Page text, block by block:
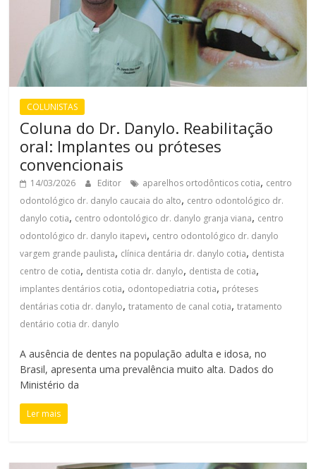
COLUNISTAS
Coluna do Dr. Danylo. Reabilitação
oral: Implantes ou próteses
convencionais
14/03/2026 Editor aparelhos ortodônticos cotia, centro
odontológico dr. danylo caucaia do alto, centro odontológico dr.
danylo cotia, centro odontológico dr. danylo granja viana, centro
odontológico dr. danylo itapevi, centro odontológico dr. danylo
vargem grande paulista, clínica dentária dr. danylo cotia, dentista
centro de cotia, dentista cotia dr. danylo, dentista de cotia,
implantes dentários cotia, odontopediatria cotia, próteses
dentárias cotia dr. danylo,tratamento de canal cotia,tratamento
dentário cotia dr. danylo
A ausência de dentes na população adulta e idosa, no
Brasil, apresenta uma prevalência muito alta. Dados do
Ministério da
Ler mais